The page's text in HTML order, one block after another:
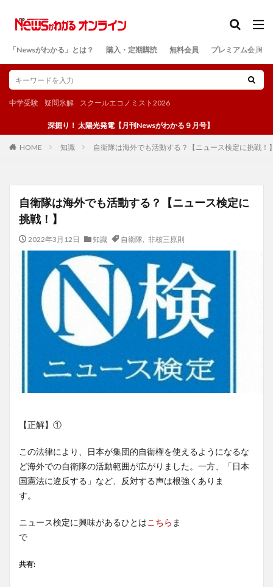
「Newsがわかる」とは？ 購入・定期購読 無料会員 プレミアム会員
中学受験 疑問氷解 スクールエコノミスト2026
深掘り！ 太陽光発電【月刊Newsがわかる９月号】
HOME 知識 自衛隊は海外でも活動する？【ニュース検定に挑戦！
自衛隊は海外でも活動する？【ニュース検定に
挑戦！】
2022年3月12日 知識 自衛隊 非核三原則
【正解】①
この法律により、日本が集団的自衛権を使えるようになるな
ど海外での自衛隊の活動範囲が広がりました。一方、「日本
国憲法に違反する」など、反対する声は根強くありま
す。
ニュース検定に興味があるひとはこちら ま
で
共有:
検索